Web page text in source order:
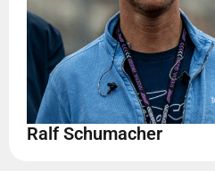
Ralf Schumacher